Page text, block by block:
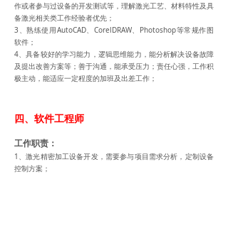
作或者参与过设备的开发测试等，理解激光工艺、材料特性及具
备激光相关类工作经验者优先；
3、熟练使用AutoCAD、CorelDRAW、Photoshop等常规作图
软件；
4、具备较好的学习能力，逻辑思维能力，能分析解决设备故障
及提出改善方案等；善于沟通，能承受压力；责任心强，工作积
极主动，能适应一定程度的加班及出差工作；
四、软件工程师
工作职责：
1、激光精密加工设备开发，需要参与项目需求分析，定制设备
控制方案；